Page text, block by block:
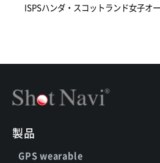
ISPSハンダ・スコットランド女子オ
製品
GPS wearable